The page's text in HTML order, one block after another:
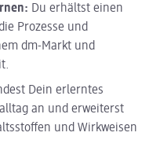
Du erhältst einen
Prozesse und
dm-Markt und
Dein erlerntes
an und erweiterst
und Wirkweisen